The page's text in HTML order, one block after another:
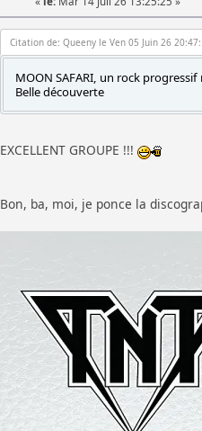
Citation de: Queeny le Ven 05 Juin 26
MOON SAFARI, un rock
Belle découverte
EXCELLENT GROUPE !!!
Bon, ba, moi, je ponce la